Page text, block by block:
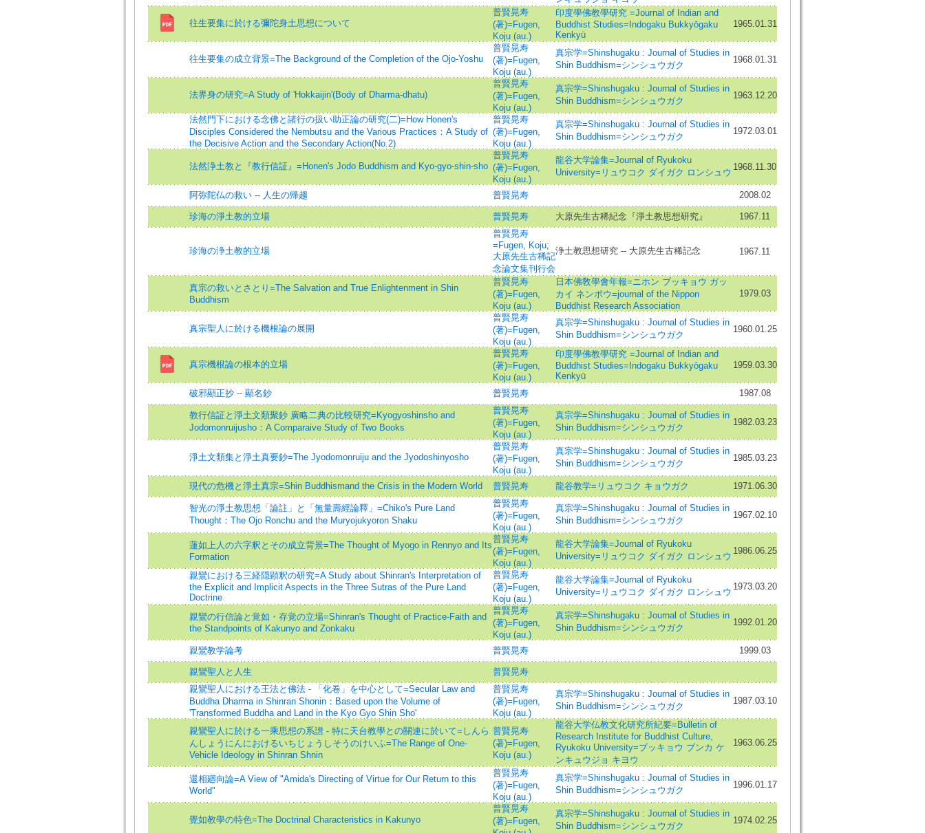
往生要集に於ける彌陀身土思想について
普賢晃寿
(著)=Fugen,
Koju (au.)
印度學佛教學研究 =Journal of Indian and
Buddhist Studies=Indogaku Bukkyōgaku
Kenkyū
1965.01.31
往生要集の成立背景=The Background of the Completion of the Ojo-Yoshu
普賢晃寿
(著)=Fugen,
Koju (au.)
真宗学=Shinshugaku : Journal of Studies in
Shin Buddhism=シンシュウガク
1968.01.31
法界身の研究=A Study of 'Hokkaijin'(Body of Dharma-dhatu)
普賢晃寿
(著)=Fugen,
Koju (au.)
真宗学=Shinshugaku : Journal of Studies in
Shin Buddhism=シンシュウガク
1963.12.20
法然門下における念佛と諸行の扱い助正論の研究(二)=How Honen's
Disciples Considered the Nembutsu and the Various Practices：A Study of
the Decisive Action and the Secondary Action(No.2)
普賢晃寿
(著)=Fugen,
Koju (au.)
真宗学=Shinshugaku : Journal of Studies in
Shin Buddhism=シンシュウガク
1972.03.01
法然浄土教と『教行信証』=Honen's Jodo Buddhism and Kyo-gyo-shin-sho
普賢晃寿
(著)=Fugen,
Koju (au.)
龍谷大学論集=Journal of Ryukoku
University=リュウコク ダイガク ロンシュウ
1968.11.30
阿弥陀仏の救い -- 人生の帰趨 普賢晃寿 2008.02
珍海の淨土教的立場 普賢晃寿 大原先生古稀紀念『淨土教思想研究』 1967.11
珍海の浄土教的立場
普賢晃寿
=Fugen, Koju;
大原先生古稀記
念論文集刊行会
浄土教思想研究 -- 大原先生古稀記念 1967.11
真宗の救いとさとり=The Salvation and True Enlightenment in Shin
Buddhism
普賢晃寿
(著)=Fugen,
Koju (au.)
日本佛敎學會年報=ニホン ブッキョウ ガッ
カイ ネンポウ=journal of the Nippon
Buddhist Research Association
1979.03
真宗聖人に於ける機根論の展開
普賢晃寿
(著)=Fugen,
Koju (au.)
真宗学=Shinshugaku : Journal of Studies in
Shin Buddhism=シンシュウガク
1960.01.25
真宗機根論の根本的立場
普賢晃寿
(著)=Fugen,
Koju (au.)
印度學佛教學研究 =Journal of Indian and
Buddhist Studies=Indogaku Bukkyōgaku
Kenkyū
1959.03.30
破邪顯正抄 -- 顯名鈔 普賢晃寿 1987.08
教行信証と淨土文類聚鈔 廣略二典の比較研究=Kyogyoshinsho and
Jodomonruijusho：A Comparaive Study of Two Books
普賢晃寿
(著)=Fugen,
Koju (au.)
真宗学=Shinshugaku : Journal of Studies in
Shin Buddhism=シンシュウガク
1982.03.23
淨土文類集と淨土真要鈔=The Jyodomonruiju and the Jyodoshinyosho
普賢晃寿
(著)=Fugen,
Koju (au.)
真宗学=Shinshugaku : Journal of Studies in
Shin Buddhism=シンシュウガク
1985.03.23
現代の危機と淨土真宗=Shin Buddhismand the Crisis in the Modern World 普賢晃寿 龍谷教学=リュウコク キョウガク 1971.06.30
智光の淨土教思想「論註」と「無量壽經論釋」=Chiko's Pure Land
Thought：The Ojo Ronchu and the Muryojukyoron Shaku
普賢晃寿
(著)=Fugen,
Koju (au.)
真宗学=Shinshugaku : Journal of Studies in
Shin Buddhism=シンシュウガク
1967.02.10
蓮如上人の六字釈とその成立背景=The Thought of Myogo in Rennyo and Its
Formation
普賢晃寿
(著)=Fugen,
Koju (au.)
龍谷大学論集=Journal of Ryukoku
University=リュウコク ダイガク ロンシュウ
1986.06.25
親鸞における三経隠顕釈の研究=A Study about Shinran's Interpretation of
the Explicit and Implicit Aspects in the Three Sutras of the Pure Land
Doctrine
普賢晃寿
(著)=Fugen,
Koju (au.)
龍谷大学論集=Journal of Ryukoku
University=リュウコク ダイガク ロンシュウ
1973.03.20
親鸞の行信論と覚如・存覚の立場=Shinran's Thought of Practice-Faith and
the Standpoints of Kakunyo and Zonkaku
普賢晃寿
(著)=Fugen,
Koju (au.)
真宗学=Shinshugaku : Journal of Studies in
Shin Buddhism=シンシュウガク
1992.01.20
親鸞教学論考 普賢晃寿 1999.03
親鸞聖人と人生
普賢晃寿
親鸞聖人における王法と佛法 - 「化卷」を中心として=Secular Law and
Buddha Dharma in Shinran Shonin：Based upon the Volume of
'Transformed Buddha and Land in the Kyo Gyo Shin Sho'
普賢晃寿
(著)=Fugen,
Koju (au.)
真宗学=Shinshugaku : Journal of Studies in
Shin Buddhism=シンシュウガク
1987.03.10
親鸞聖人に於ける一乘思想の系譜 - 特に天台教學との關連に於いて=しんら
んしょうにんにおけるいちじょうしそうのけいふ=The Range of One-
Vehicle Ideology in Shinran Shnin
普賢晃寿
(著)=Fugen,
Koju (au.)
龍谷大学仏教文化研究所紀要=Bulletin of
Research Institute for Buddhist Culture,
Ryukoku University=ブッキョウ ブンカ ケ
ンキュウジョ キヨウ
1963.06.25
還相廻向論=A View of "Amida's Directing of Virtue for Our Return to this
World"
普賢晃寿
(著)=Fugen,
Koju (au.)
真宗学=Shinshugaku : Journal of Studies in
Shin Buddhism=シンシュウガク
1996.01.17
覺如教學の特色=The Doctrinal Characteristics in Kakunyo
普賢晃寿
(著)=Fugen,
真宗学=Shinshugaku : Journal of Studies in
Shin Buddhism=シンシュウガク
1974.02.25